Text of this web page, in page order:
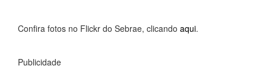
Confira fotos no Flickr do Sebrae, clicando aqui.
Publicidade